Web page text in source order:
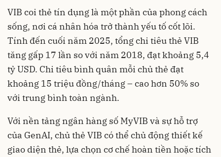
VIB coi thẻ tín dụng là một phần của phong cách
sống, nơi cá nhân hóa trở thành yếu tố cốt lõi.
Tính đến cuối năm 2025, tổng chi tiêu thẻ VIB
tăng gấp 17 lần so với năm 2018, đạt khoảng 5,4
tỷ USD. Chi tiêu bình quân mỗi chủ thẻ đạt
khoảng 15 triệu đồng/tháng – cao hơn 50% so
với trung bình toàn ngành.
Với nền tảng ngân hàng số MyVIB và sự hỗ trợ
của GenAI, chủ thẻ VIB có thể chủ động thiết kế
giao diện thẻ, lựa chọn cơ chế hoàn tiền hoặc tích